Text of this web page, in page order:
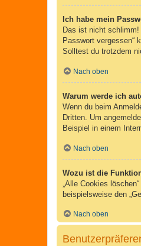
Ich habe mein
Das ist nicht
Passwort vergessen“
Solltest du trotzdem
Nach oben
Warum werde ich
Wenn du beim
Dritten. Um
Beispiel in einem
Nach oben
Wozu ist die
„Alle Cookies
beispielsweise den
Nach oben